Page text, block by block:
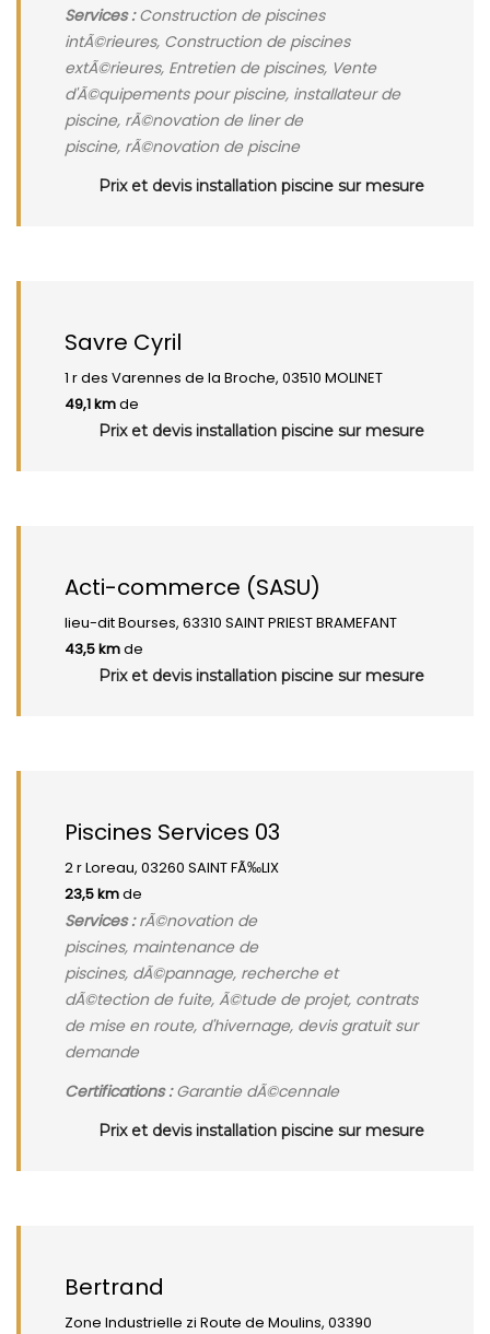
Services :Construction de piscines
intÃ©rieures, Construction de piscines
extÃ©rieures, Entretien de piscines, Vente
d'Ã©quipements pour piscine, installateur de
piscine, rÃ©novation de liner de
piscine, rÃ©novation de piscine
Prix et devis installation piscine sur mesure
Savre Cyril
1 r des Varennes de la Broche, 03510 MOLINET
49,1 kmde
Prix et devis installation piscine sur mesure
Acti-commerce (SASU)
lieu-dit Bourses, 63310 SAINT PRIEST BRAMEFANT
43,5 kmde
Prix et devis installation piscine sur mesure
Piscines Services 03
2 r Loreau, 03260 SAINT FÃ‰LIX
23,5 kmde
Services :rÃ©novation de
piscines, maintenance de
piscines, dÃ©pannage, recherche et
dÃ©tection de fuite, Ã©tude de projet, contrats
de mise en route, d'hivernage, devis gratuit sur
demande
Certifications :Garantie dÃ©cennale
Prix et devis installation piscine sur mesure
Bertrand
Zone Industrielle zi Route de Moulins, 03390